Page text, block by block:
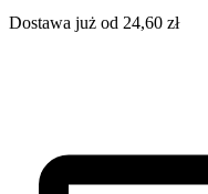
Dostawa już od 24,60 zł